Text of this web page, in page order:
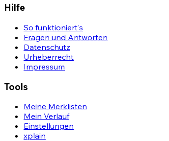
Hilfe
So funktioniert's
Fragen und Antworten
Datenschutz
Urheberrecht
Impressum
Tools
Meine Merklisten
Mein Verlauf
Einstellungen
xplain